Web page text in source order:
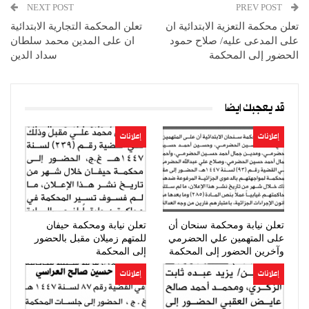
تعلن محكمة التعزية الابتدائية ان
على المدعى عليه/ صلاح حمود
الحضور إلى المحكمة
NEXT POST
تعلن المحكمة التجارية الابتدائية
ان على المدين محمد سلطان
سداد الدين
قد يعجبك ايضا
إعلانات
تعلن نيابة ومحكمة سنحان أن
على المتهمين علي الحضرمي
وآخرين الحضور إلى المحكمة
إعلانات
تعلن نيابة ومحكمة حيفان
للمتهم زميلان مقبل بالحضور
إلى المحكمة
إعلانات إعلانات